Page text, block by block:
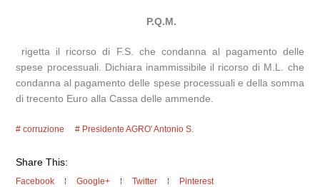
P.Q.M.
rigetta il ricorso di F.S. che condanna al pagamento delle
spese processuali. Dichiara inammissibile il ricorso di M.L. che
condanna al pagamento delle spese processuali e della somma
di trecento Euro alla Cassa delle ammende.
corruzione Presidente AGRO' Antonio S.
Share This:
Facebook Google+ Twitter Pinterest